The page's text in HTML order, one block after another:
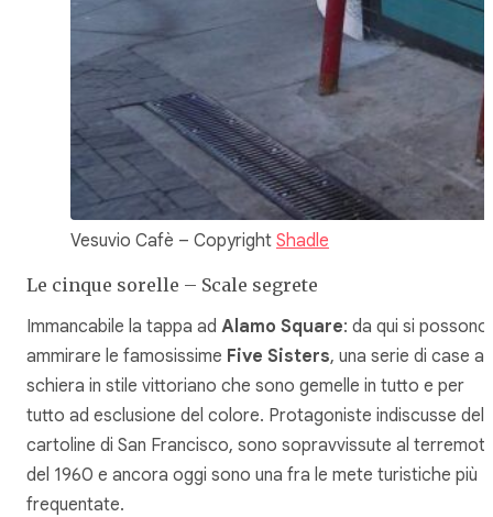
Vesuvio Cafè – Copyright Shadle
Le cinque sorelle – Scale segrete
Immancabile la tappa ad Alamo Square: da qui si possono
ammirare le famosissime Five Sisters, una serie di case a
schiera in stile vittoriano che sono gemelle in tutto e per
tutto ad esclusione del colore. Protagoniste indiscusse
cartoline di San Francisco, sono sopravvissute al
del 1960 e ancora oggi sono una fra le mete turistiche più
frequentate.